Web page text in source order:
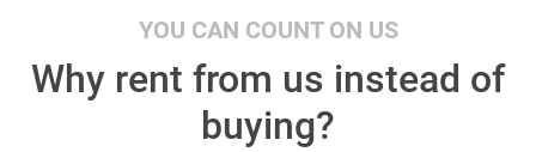
YOU CAN COUNT ON US
Why rent from us instead of
buying?